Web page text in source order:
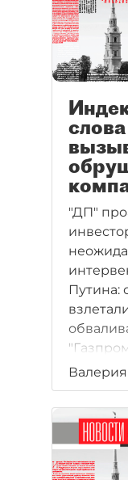
"ДП"
Путина: